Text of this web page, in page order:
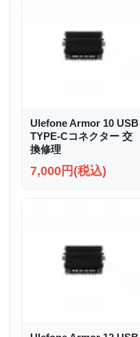
Ulefone Armor 10 USB
TYPE-Cコネクター 交
換修理
7,000円(税込)